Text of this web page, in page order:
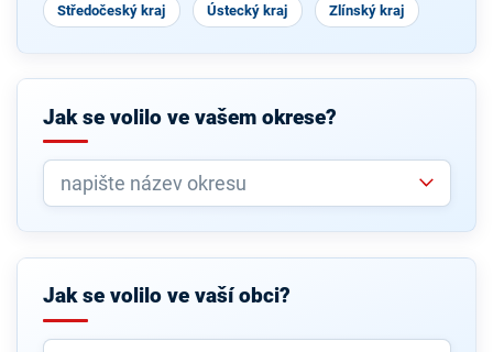
Středočeský kraj Ústecký kraj Zlínský kraj
Jak se volilo ve vašem okrese?
Jak se volilo ve vaší obci?